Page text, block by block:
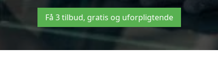
Få 3 tilbud, gratis og uforpligtende